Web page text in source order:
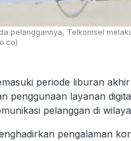
pelanggannya, Telkomsel
periode liburan
penggunaan layanan
pelanggan di
pengalaman